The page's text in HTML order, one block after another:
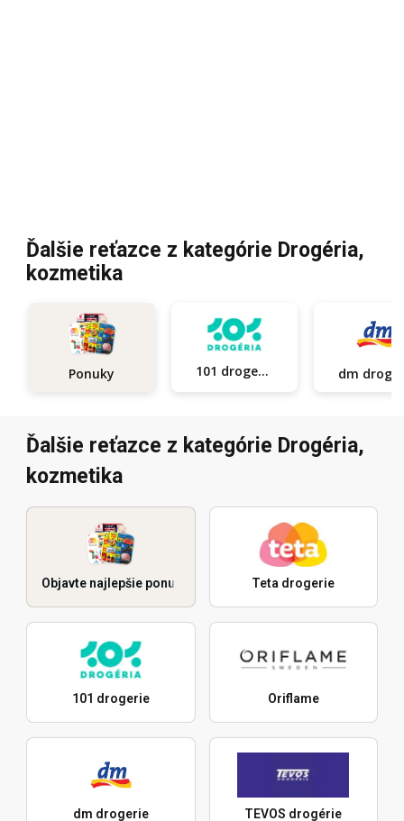
Ďalšie reťazce z kategórie Drogéria,
kozmetika
Ponuky 101 drogerie
Ďalšie reťazce z kategórie Drogéria,
kozmetika
Objavte najlepšie ponuky Teta drogerie
101 drogerie Oriflame
dm drogerie TEVOS drogérie